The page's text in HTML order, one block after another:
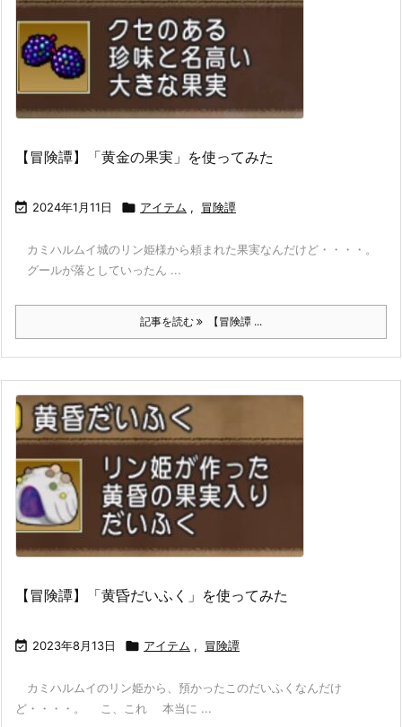
【冒険譚】「黄金の果実」を使ってみた
 2024年1月11日  アイテム , 冒険譚
カミハルムイ城のリン姫様から頼まれた果実なんだけど・・・・。
グールが落としていったん ...
記事を読む 【冒険譚 ...
【冒険譚】「黄昏だいふく」を使ってみた
 2023年8月13日  アイテム , 冒険譚
カミハルムイのリン姫から、預かったこのだいふくなんだけ
ど・・・・。 こ、これ 本当に ...